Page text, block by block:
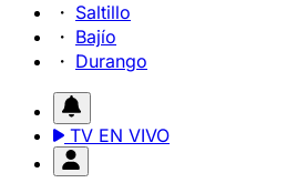
Saltillo
Bajío
Durango
TV EN VIVO